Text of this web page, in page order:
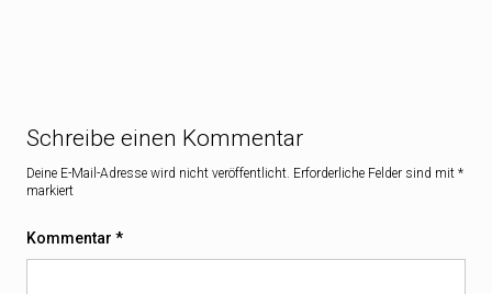
Schreibe einen Kommentar
Deine E-Mail-Adresse wird nicht veröffentlicht. Erforderliche Felder sind mit *
markiert
Kommentar *